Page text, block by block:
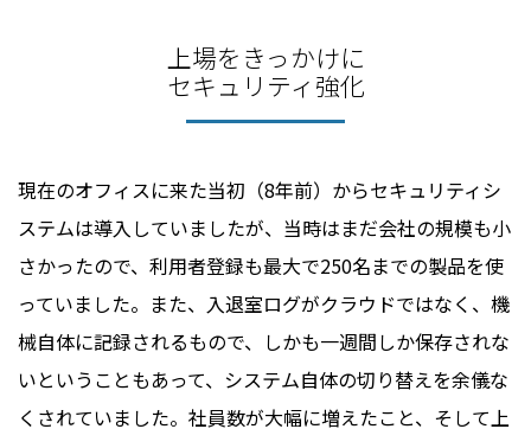
上場をきっかけに
セキュリティ強化
現在のオフィスに来た当初（8年前）からセキュリティシ
ステムは導入していましたが、当時はまだ会社の規模も小
さかったので、利用者登録も最大で250名までの製品を使
っていました。また、入退室ログがクラウドではなく、機
械自体に記録されるもので、しかも一週間しか保存されな
いということもあって、システム自体の切り替えを余儀な
くされていました。社員数が大幅に増えたこと、そして上